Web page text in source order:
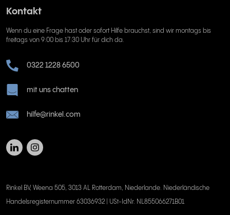
Kontakt
Wenn du eine Frage hast oder sofort Hilfe brauchst, sind wir montags bis
freitags von 9:00 bis 17:30 Uhr für dich da.
0322 1228 6500
mit uns chatten
hilfe@rinkel.com
Rinkel BV, Weena 505, 3013 AL Rotterdam, Niederlande. Niederländische
Handelsregisternummer 63036932 | USt-IdNr. NL855066271B01